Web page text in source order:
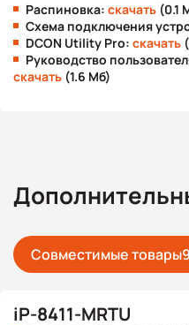
Распиновка: скачать (0.1
Схема подключения
DCON Utility Pro: скачать
Руководство
скачать (1.6 Мб)
Совместимые товары
iP-8411-MRTU